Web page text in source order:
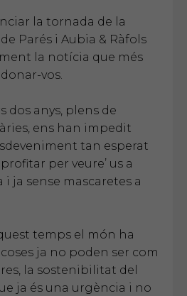
la tornada de la
Parés i Aubia & Ràfols
la notícia que més
vos.
dos anys, plens de
ens han impedit
tan esperat
per veure’ us a
ja sense mascaretes a
temps el món ha
ja no poden ser com
la sostenibilitat del
ja és una urgència i no